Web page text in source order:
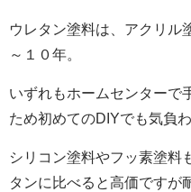
ウレタン塗料は、アクリル
～１０年。
いずれもホームセンターで
ため初めてのDIYでも気負
シリコン塗料やフッ素塗料
タンに比べると高価ですが